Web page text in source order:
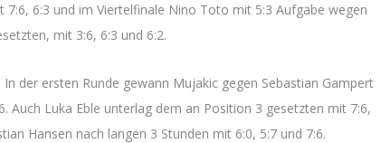
6:3 und im Viertelfinale Nino Toto mit 5:3 Aufgabe wegen
mit 3:6, 6:3 und 6:2.
der ersten Runde gewann Mujakic gegen Sebastian Gampert
Auch Luka Eble unterlag dem an Position 3 gesetzten mit 7:6,
Hansen nach langen 3 Stunden mit 6:0, 5:7 und 7:6.